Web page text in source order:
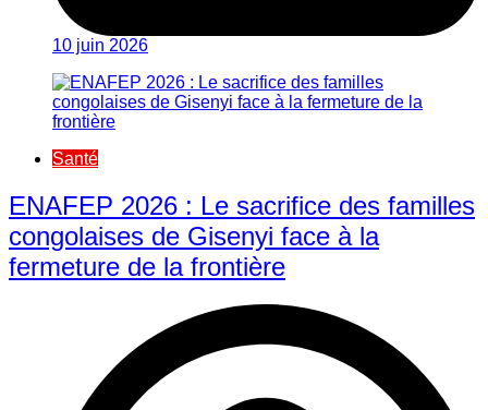
10 juin 2026
Santé
ENAFEP 2026 : Le sacrifice des familles
congolaises de Gisenyi face à la
fermeture de la frontière